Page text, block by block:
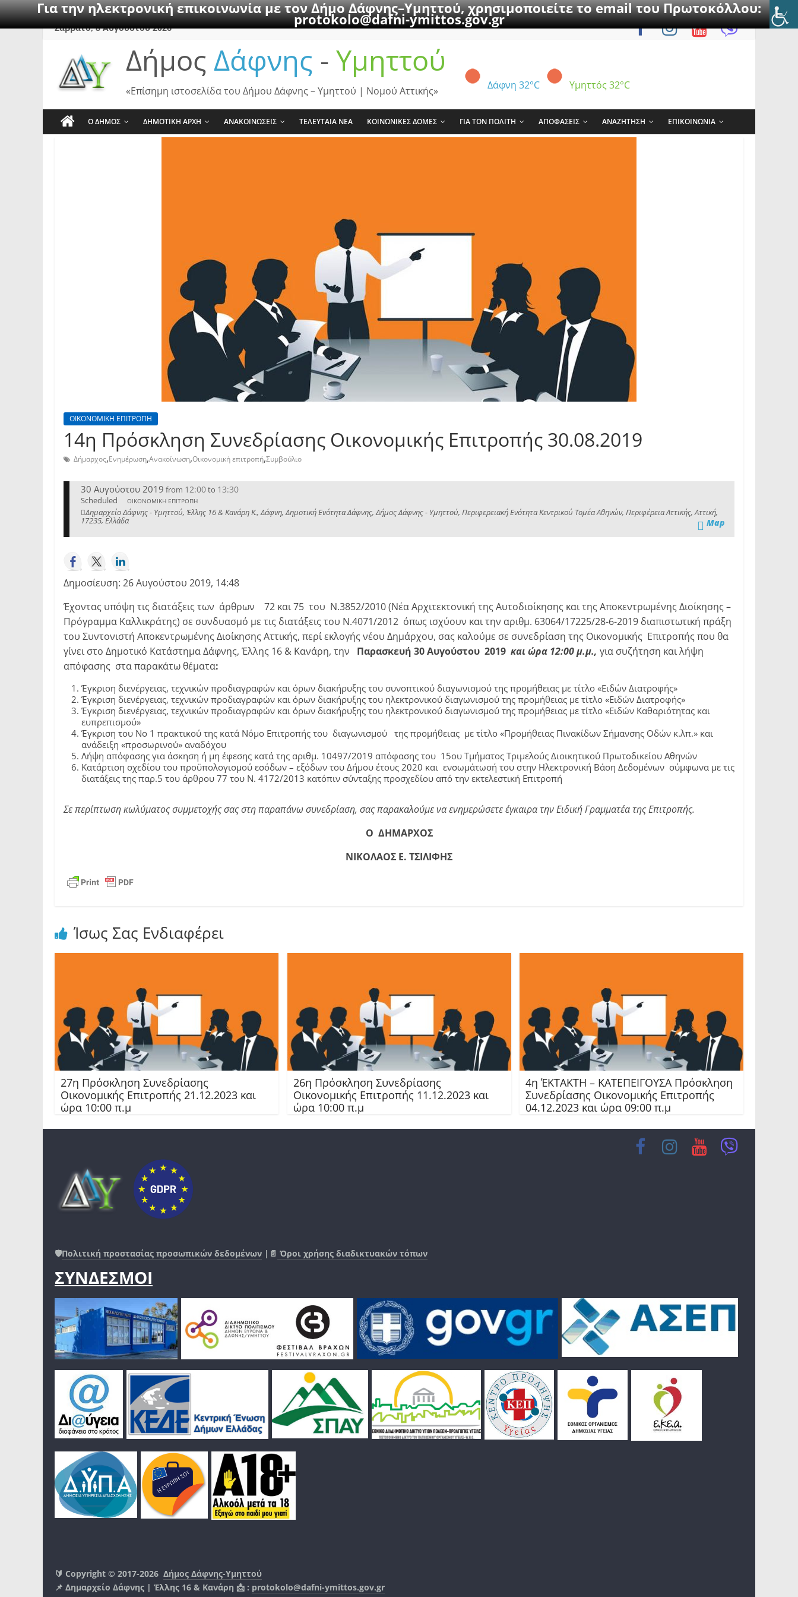
Για την ηλεκτρονική επικοινωνία με τον Δήμο Δάφνης–Υμηττού, χρησιμοποιείτε το email του Πρωτοκόλλου:
protokolo@dafni-ymittos.gov.gr
SkipΣάββατο, 8 Αυγούστου 2026
Δήμος Δάφνης - Υμηττού
Δάφνη 32°C Υμηττός 32°C
«Επίσημη ιστοσελίδα του Δήμου Δάφνης – Υμηττού | Νομού Αττικής»
Ο ΔΗΜΟΣ ΔΗΜΟΤΙΚΗ ΑΡΧΗ ΑΝΑΚΟΙΝΩΣΕΙΣ ΤΕΛΕΥΤΑΙΑ ΝΕΑ ΚΟΙΝΩΝΙΚΕΣ ΔΟΜΕΣ ΓΙΑ ΤΟΝ ΠΟΛΙΤΗ ΑΠΟΦΑΣΕΙΣ ΑΝΑΖΗΤΗΣΗ ΕΠΙΚΟΙΝΩΝΙΑ
ΟΙΚΟΝΟΜΙΚΗ ΕΠΙΤΡΟΠΗ
14η Πρόσκληση Συνεδρίασης Οικονομικής Επιτροπής 30.08.2019
Δήμαρχος,Ενημέρωση,Ανακοίνωση,Οικονομική επιτροπή,Συμβούλιο
30 Αυγούστου 2019 from 12:00to 13:30
Scheduled ΟΙΚΟΝΟΜΙΚΗ ΕΠΙΤΡΟΠΗ
Δημαρχείο Δάφνης - Υμηττού, Έλλης 16 & Κανάρη Κ., Δάφνη, Δημοτική Ενότητα Δάφνης, Δήμος Δάφνης - Υμηττού, Περιφερειακή Ενότητα Κεντρικού Τομέα Αθηνών, Περιφέρεια Αττικής, Αττική,
17235, Ελλάδα Map
Δημοσίευση: 26 Αυγούστου 2019, 14:48
Έχοντας υπόψη τις διατάξεις των άρθρων 72 και 75 του Ν.3852/2010 (Νέα Αρχιτεκτονική της Αυτοδιοίκησης και της Αποκεντρωμένης Διοίκησης –
Πρόγραμμα Καλλικράτης) σε συνδυασμό με τις διατάξεις του Ν.4071/2012 όπως ισχύουν και την αριθμ. 63064/17225/28-6-2019 διαπιστωτική πράξη
του Συντονιστή Αποκεντρωμένης Διοίκησης Αττικής, περί εκλογής νέου Δημάρχου, σας καλούμε σε συνεδρίαση της Οικονομικής Επιτροπής που θα
γίνει στο Δημοτικό Κατάστημα Δάφνης, Έλλης 16 & Κανάρη, την
Παρασκευή 30 Αυγούστου 2019 και ώρα 12:00 μ.μ., για συζήτηση και λήψη
απόφασης στα παρακάτω θέματα:
Έγκριση διενέργειας, τεχνικών προδιαγραφών και όρων διακήρυξης του συνοπτικού διαγωνισμού της προμήθειας με τίτλο «Ειδών Διατροφής»
Έγκριση διενέργειας, τεχνικών προδιαγραφών και όρων διακήρυξης του ηλεκτρονικού διαγωνισμού της προμήθειας με τίτλο «Ειδών Διατροφής»
Έγκριση διενέργειας, τεχνικών προδιαγραφών και όρων διακήρυξης του ηλεκτρονικού διαγωνισμού της προμήθειας με τίτλο «Ειδών Καθαριότητας και
ευπρεπισμού»
Έγκριση του Νο 1 πρακτικού της κατά Νόμο Επιτροπής του διαγωνισμού της προμήθειας με τίτλο «Προμήθειας Πινακίδων Σήμανσης Οδών κ.λπ.» και
ανάδειξη «προσωρινού» αναδόχου
Λήψη απόφασης για άσκηση ή μη έφεσης κατά της αριθμ. 10497/2019 απόφασης του 15ου Τμήματος Τριμελούς Διοικητικού Πρωτοδικείου Αθηνών
Κατάρτιση σχεδίου του προϋπολογισμού εσόδων – εξόδων του Δήμου έτους 2020 και ενσωμάτωσή του στην Ηλεκτρονική Βάση Δεδομένων σύμφωνα με τις
διατάξεις της παρ.5 του άρθρου 77 του Ν. 4172/2013 κατόπιν σύνταξης προσχεδίου από την εκτελεστική Επιτροπή
Σε περίπτωση κωλύματος συμμετοχής σας στη παραπάνω συνεδρίαση, σας παρακαλούμε να ενημερώσετε έγκαιρα την Ειδική Γραμματέα της Επιτροπής.
Ο ΔΗΜΑΡΧΟΣ
ΝΙΚΟΛΑΟΣ Ε. ΤΣΙΛΙΦΗΣ
Ίσως Σας Ενδιαφέρει
27η Πρόσκληση Συνεδρίασης
Οικονομικής Επιτροπής 21.12.2023 και
ώρα 10:00 π.μ
26η Πρόσκληση Συνεδρίασης
Οικονομικής Επιτροπής 11.12.2023 και
ώρα 10:00 π.μ
4η ΈΚΤΑΚΤΗ – ΚΑΤΕΠΕΙΓΟΥΣΑ Πρόσκληση
Συνεδρίασης Οικονομικής Επιτροπής
04.12.2023 και ώρα 09:00 π.μ
🛡️Πολιτική προστασίας προσωπικών δεδομένων |📄 Όροι χρήσης διαδικτυακών τόπων
ΣΥΝΔΕΣΜΟΙ
🔰 Copyright © 2017-2026 Δήμος Δάφνης-Υμηττού
📌 Δημαρχείο Δάφνης | Έλλης 16 & Κανάρη 📩 : protokolo@dafni-ymittos.gov.gr